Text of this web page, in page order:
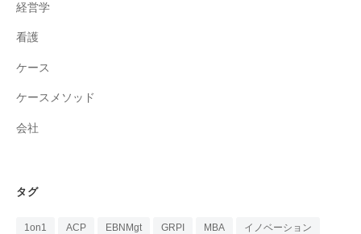
経営学
看護
ケース
ケースメソッド
会社
タグ
1on1 ACP EBNMgt GRPI MBA イノベーション